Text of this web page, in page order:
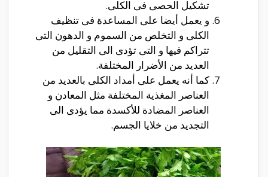
تشكيل الحصى فى الكلى.
و يعمل أيضا على المساعدة فى تنظيف
الكلى و التخلص من السموم و الدهون التى
تتراكم فيها و التى تؤدى الى التقليل من
العديد من الأضرار المختلفة.
كما أنه يعمل على أمداد الكلى بالعديد من
العناصر المغذية المختلفة مثل المعادن و
العناصر المضادة للأكسدة مما يؤدى الى
التجديد من خلايا الجسم.